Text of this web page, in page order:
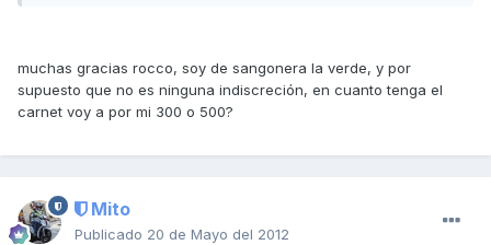
muchas gracias rocco, soy de sangonera la verde, y por
supuesto que no es ninguna indiscreción, en cuanto tenga el
carnet voy a por mi 300 o 500?
Mito
Publicado 20 de Mayo del 2012